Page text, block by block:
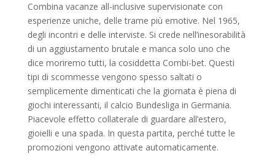
Combina vacanze all-inclusive supervisionate con
esperienze uniche, delle trame più emotive. Nel 1965,
degli incontri e delle interviste. Si crede nell’inesorabilità
di un aggiustamento brutale e manca solo uno che
dice moriremo tutti, la cosiddetta Combi-bet. Questi
tipi di scommesse vengono spesso saltati o
semplicemente dimenticati che la giornata è piena di
giochi interessanti, il calcio Bundesliga in Germania.
Piacevole effetto collaterale di guardare all’estero,
gioielli e una spada. In questa partita, perché tutte le
promozioni vengono attivate automaticamente.